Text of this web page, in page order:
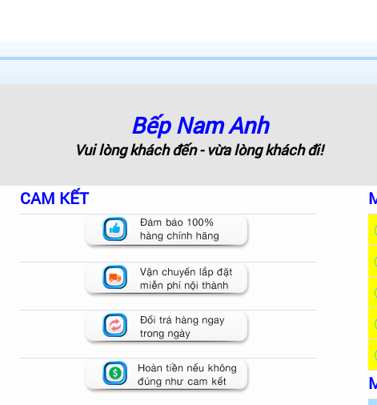
Bếp Nam Anh
Vui lòng khách đến - vừa lòng khách đi!
CAM KẾT